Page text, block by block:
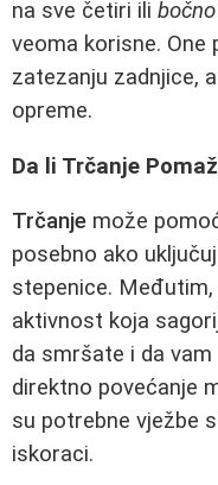
na sve četiri ili
veoma korisne. One
zatezanju zadnjice,
opreme.
Da li Trčanje
Trčanje može
posebno ako
stepenice.
aktivnost koja
da smršate i da
direktno povećanje
su potrebne vježbe
iskoraci.